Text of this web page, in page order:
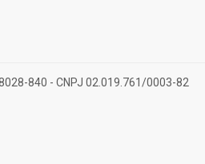
840 - CNPJ 02.019.761/0003-82